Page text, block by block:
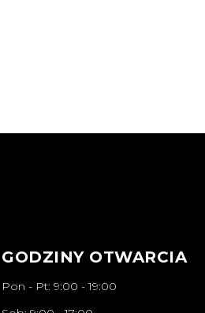
GODZINY OTWARCIA
Pon - Pt: 9:00 - 19:00